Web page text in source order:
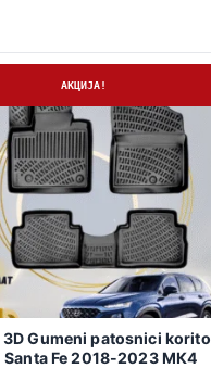
АКЦИЈА!
3D Gumeni patosnici korito
Santa Fe 2018-2023 МК4